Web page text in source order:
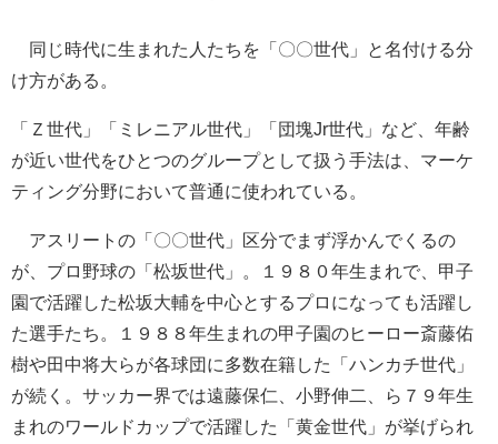
同じ時代に生まれた人たちを「〇〇世代」と名付ける分
け方がある。
「Ｚ世代」「ミレニアル世代」「団塊Jr世代」など、年齢
が近い世代をひとつのグループとして扱う手法は、マーケ
ティング分野において普通に使われている。
アスリートの「〇〇世代」区分でまず浮かんでくるの
が、プロ野球の「松坂世代」。１９８０年生まれで、甲子
園で活躍した松坂大輔を中心とするプロになっても活躍し
た選手たち。１９８８年生まれの甲子園のヒーロー斎藤佑
樹や田中将大らが各球団に多数在籍した「ハンカチ世代」
が続く。サッカー界では遠藤保仁、小野伸二、ら７９年生
まれのワールドカップで活躍した「黄金世代」が挙げられ